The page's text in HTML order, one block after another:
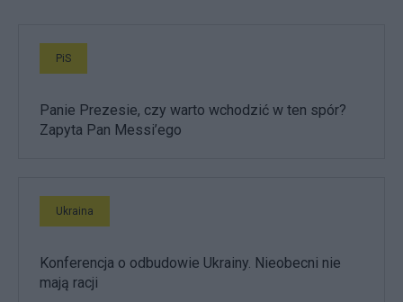
PiS
Panie Prezesie, czy warto wchodzić w ten spór?
Zapyta Pan Messi’ego
Ukraina
Konferencja o odbudowie Ukrainy. Nieobecni nie
mają racji